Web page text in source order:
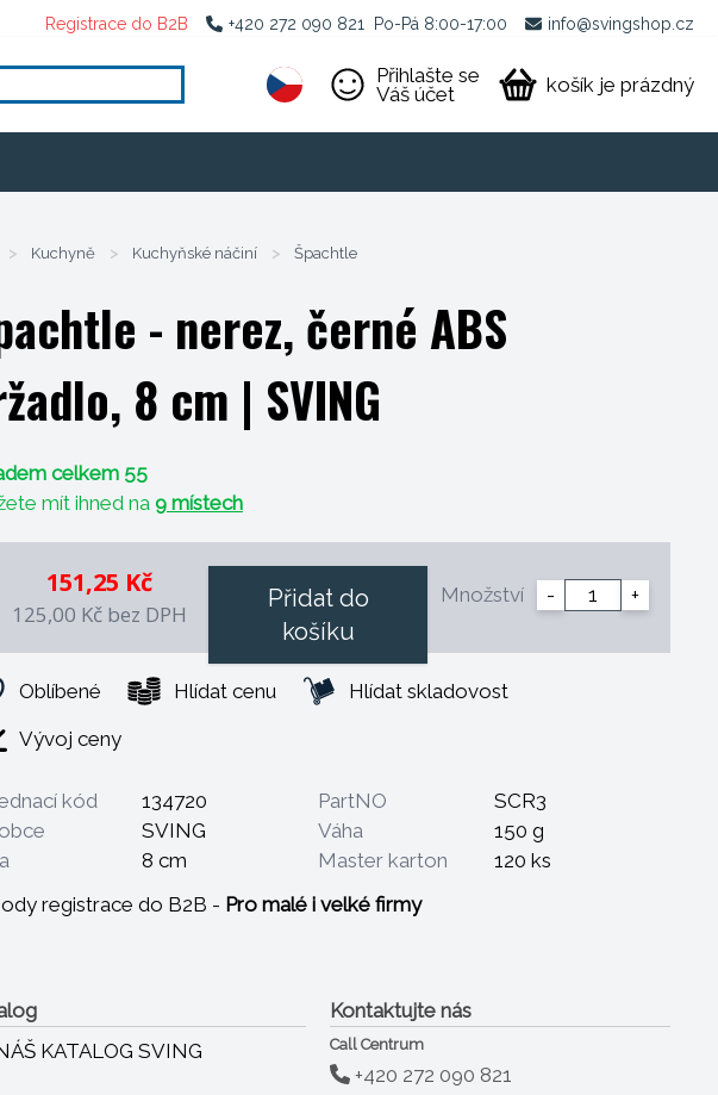
Registrace do B2B +420 272 090 821 Po-Pá 8:00-17:00 info@svingshop.cz
Přihlašte se
Váš účet
košík je prázdný
> Kuchyně > Kuchyňské náčiní > Špachtle
- nerez, černé ABS
8 cm | SVING
celkem 55
mít ihned na9 místech
151,25 Kč
125,00 Kč bez DPH
Množství - +
Přidat do
košíku
Oblíbené Hlídat cenu
Hlídat skladovost
Vývoj ceny
kód 134720 PartNO
SCR3
SVING Váha
150 g
8 cm Master karton
120 ks
registrace do B2B - Pro malé i velké firmy
Kontaktujte nás
Call Centrum
+420 272 090 821